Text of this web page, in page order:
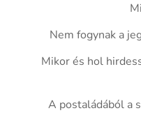
Nem fogynak a
Mikor és hol
A postaládából a